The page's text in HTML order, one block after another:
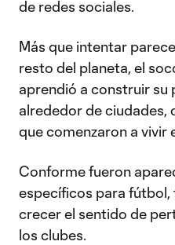
de redes sociales.
Más que intentar
resto del planeta, el
aprendió a construir su
alrededor de ciudades,
que comenzaron a vivir
Conforme fueron
específicos para fútbol,
crecer el sentido de
los clubes.